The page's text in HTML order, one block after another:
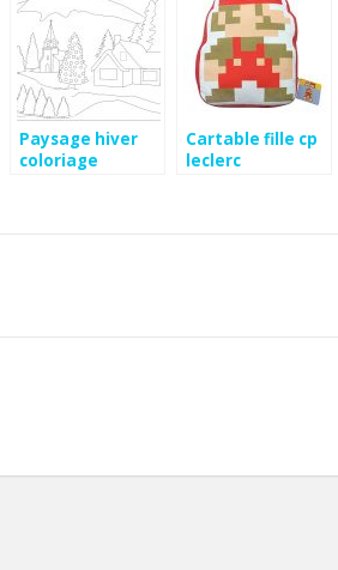
Paysage hiver
coloriage
Cartable fille cp
leclerc